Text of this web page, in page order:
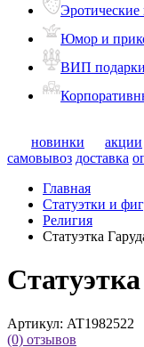
Эротические
Юмор и
ВИП подарки
новинки акции
самовывоз доставка
Главная
Статуэтки и
Религия
Статуэтка
Артикул: AT1982522
(0) отзывов